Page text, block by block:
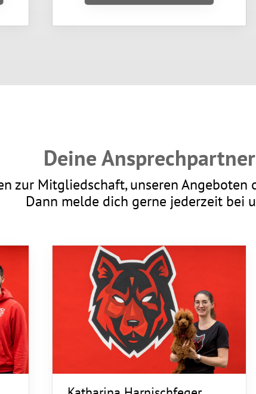
Deine Ansprechpartner
zur Mitgliedschaft, unseren Angeboten
Dann melde dich gerne jederzeit bei